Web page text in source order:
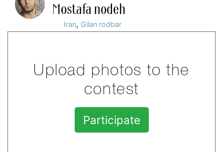
Mostafa nodeh
Iran, Gilan rodbar
Upload photos to the
contest
Participate